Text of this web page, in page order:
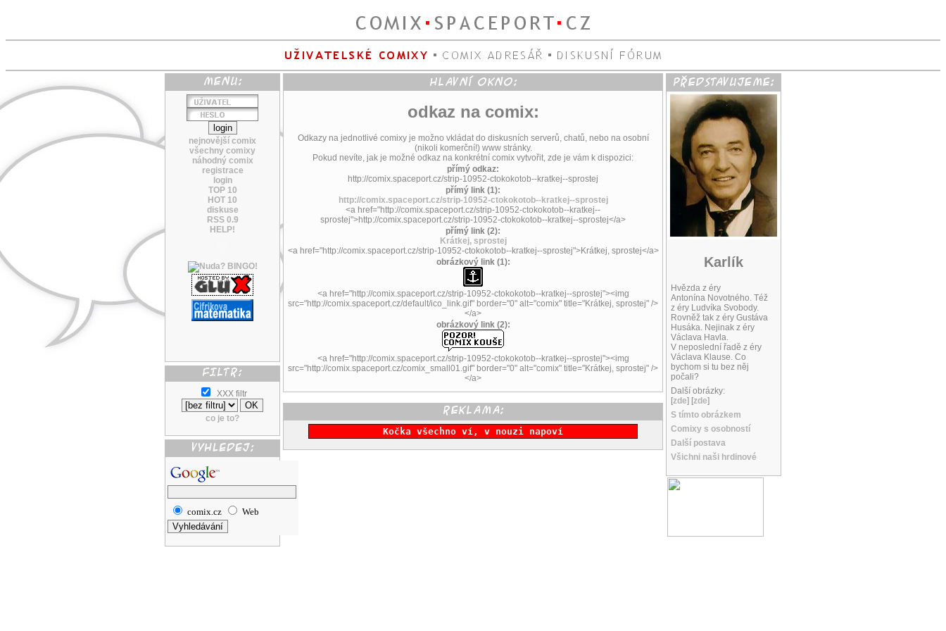
nejnovější comix
všechny comixy
náhodný comix
registrace
login
TOP 10
HOT 10
diskuse
RSS 0.9
HELP!
XXX filtr
co je to?
comix.cz Web
odkaz na comix:
Odkazy na jednotlivé comixy je možno vkládat do diskusních serverů, chatů, nebo na osobní
(nikoli komerční!) www stránky.
Pokud nevíte, jak je možné odkaz na konkrétní comix vytvořit, zde je vám k dispozici:
přímý odkaz:
http://comix.spaceport.cz/strip-10952-ctokokotob--kratkej--sprostej
přímý link (1):
http://comix.spaceport.cz/strip-10952-ctokokotob--kratkej--sprostej
<a href="http://comix.spaceport.cz/strip-10952-ctokokotob--kratkej--
sprostej">http://comix.spaceport.cz/strip-10952-ctokokotob--kratkej--sprostej</a>
přímý link (2):
Krátkej, sprostej
<a href="http://comix.spaceport.cz/strip-10952-ctokokotob--kratkej--sprostej">Krátkej, sprostej</a>
obrázkový link (1):
<a href="http://comix.spaceport.cz/strip-10952-ctokokotob--kratkej--sprostej"><img
src="http://comix.spaceport.cz/default/ico_link.gif" border="0" alt="comix" title="Krátkej, sprostej" />
</a>
obrázkový link (2):
<a href="http://comix.spaceport.cz/strip-10952-ctokokotob--kratkej--sprostej"><img
src="http://comix.spaceport.cz/comix_small01.gif" border="0" alt="comix" title="Krátkej, sprostej" />
</a>
Kočka všechno ví, v nouzi napoví
Karlík
Hvězda z éry
Antonína Novotného. Též
z éry Ludvíka Svobody.
Rovněž tak z éry Gustáva
Husáka. Nejinak z éry
Václava Havla.
V neposlední řadě z éry
Václava Klause. Co
bychom si tu bez něj
počali?
Další obrázky:
[zde] [zde]
S tímto obrázkem
Comixy s osobností
Další postava
Všichni naši hrdinové